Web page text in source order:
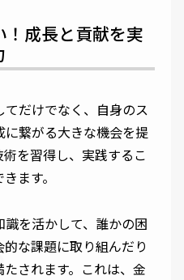
成長と貢献を実
だけでなく、自身のス
繋がる大きな機会を提
を習得し、実践するこ
ます。
を活かして、誰かの困
な課題に取り組んだり
されます。これは、金